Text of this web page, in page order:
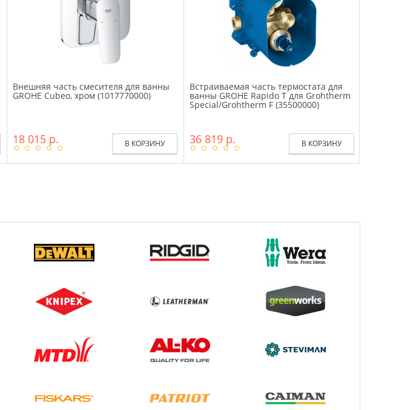
Внешняя часть смесителя для ванны
GROHE Cubeo, хром (1017770000)
18 015 р. В КОРЗИНУ
Встраиваемая часть термостата для
ванны GROHE Rapido T для Grohtherm
Special/Grohtherm F (35500000)
36 819 р. В КОРЗИНУ